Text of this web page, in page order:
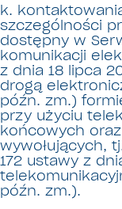
k.
szczególności
dostępny w
komunikacji
z dnia 18 lipca
drogą
późn. zm.)
przy użyciu
końcowych
wywołujących,
172 ustawy z
późn. zm.).